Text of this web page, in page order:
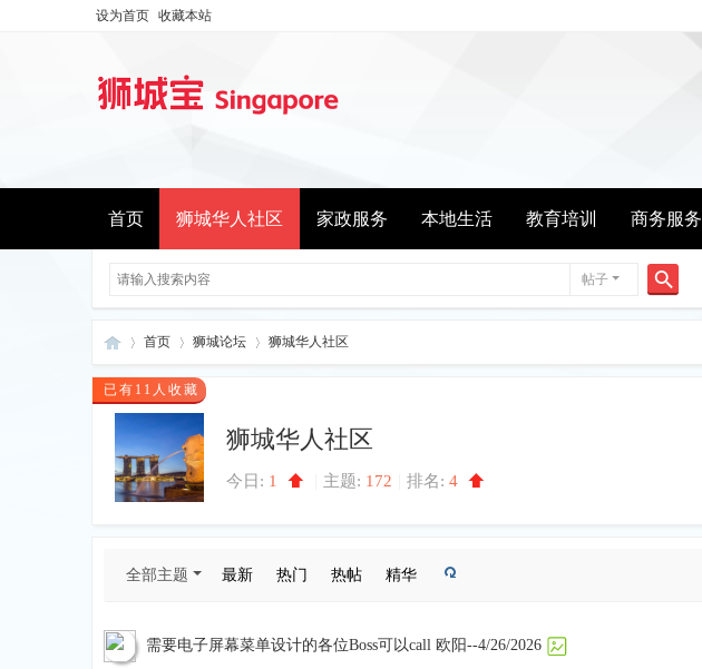
设为首页 收藏本站
首页 狮城华人社区 家政服务 本地生活 教育培训 商务服务
帖子
搜
加
»
首页
›
狮城论坛
›
狮城华人社区
狮城华人社区
已有11人收藏
今日: 1 主题: 172 排名: 4
全部主题 最新 热门 热帖 精华
需要电子屏幕菜单设计的各位Boss可以call 欧阳--4/26/2026